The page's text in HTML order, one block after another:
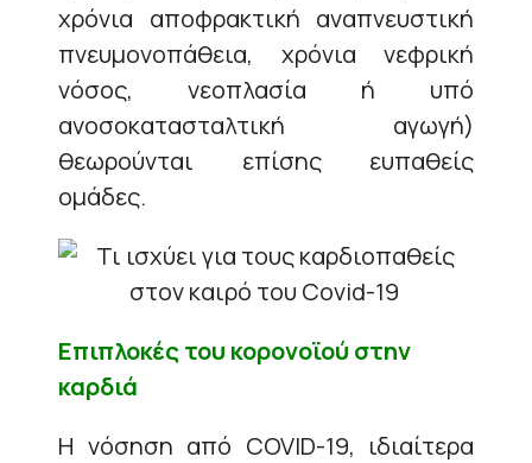
χρόνια αποφρακτική αναπνευστική
πνευμονοπάθεια, χρόνια νεφρική
νόσος, νεοπλασία ή υπό
ανοσοκατασταλτική αγωγή)
θεωρούνται επίσης ευπαθείς
ομάδες.
Επιπλοκές του κορονοϊού στην
καρδιά
Η νόσηση από COVID-19, ιδιαίτερα